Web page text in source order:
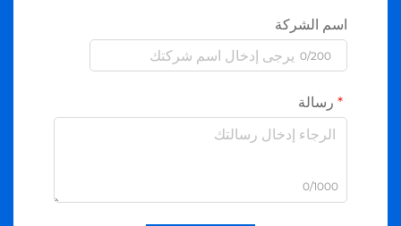
اسم الشركة
0/200
رسالة
0/1000